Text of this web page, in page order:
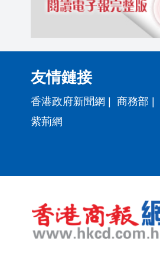
友情鏈接
香港政府新聞網 | 商務部 |
紫荊網